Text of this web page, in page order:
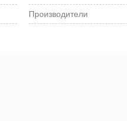
Производители